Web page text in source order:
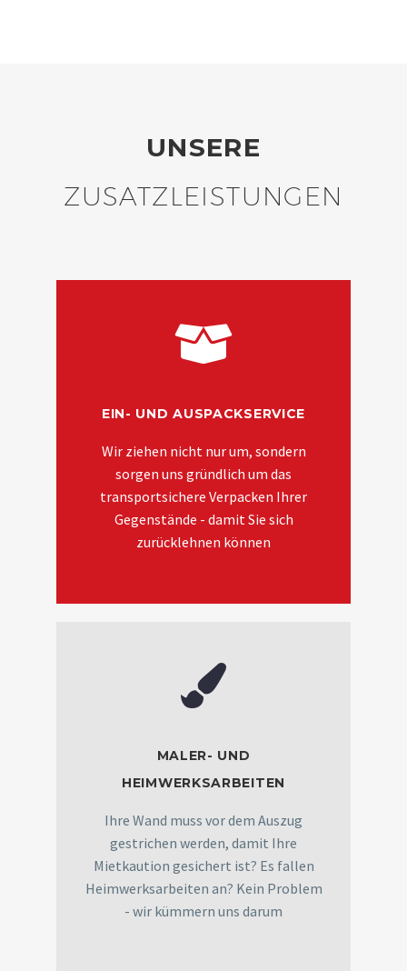
UNSERE
ZUSATZLEISTUNGEN
EIN- UND AUSPACKSERVICE
Wir ziehen nicht nur um, sondern
sorgen uns gründlich um das
transportsichere Verpacken Ihrer
Gegenstände - damit Sie sich
zurücklehnen können
MALER- UND
HEIMWERKSARBEITEN
Ihre Wand muss vor dem Auszug
gestrichen werden, damit Ihre
Mietkaution gesichert ist? Es fallen
Heimwerksarbeiten an? Kein Problem
- wir kümmern uns darum